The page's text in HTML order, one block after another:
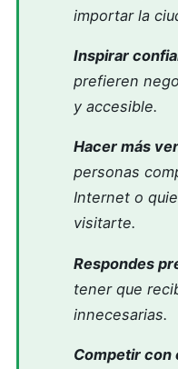
importar la
Inspirar
prefieren
y accesible.
Hacer más
personas
Internet o
visitarte.
Respondes
tener que
innecesarias.
Competir con